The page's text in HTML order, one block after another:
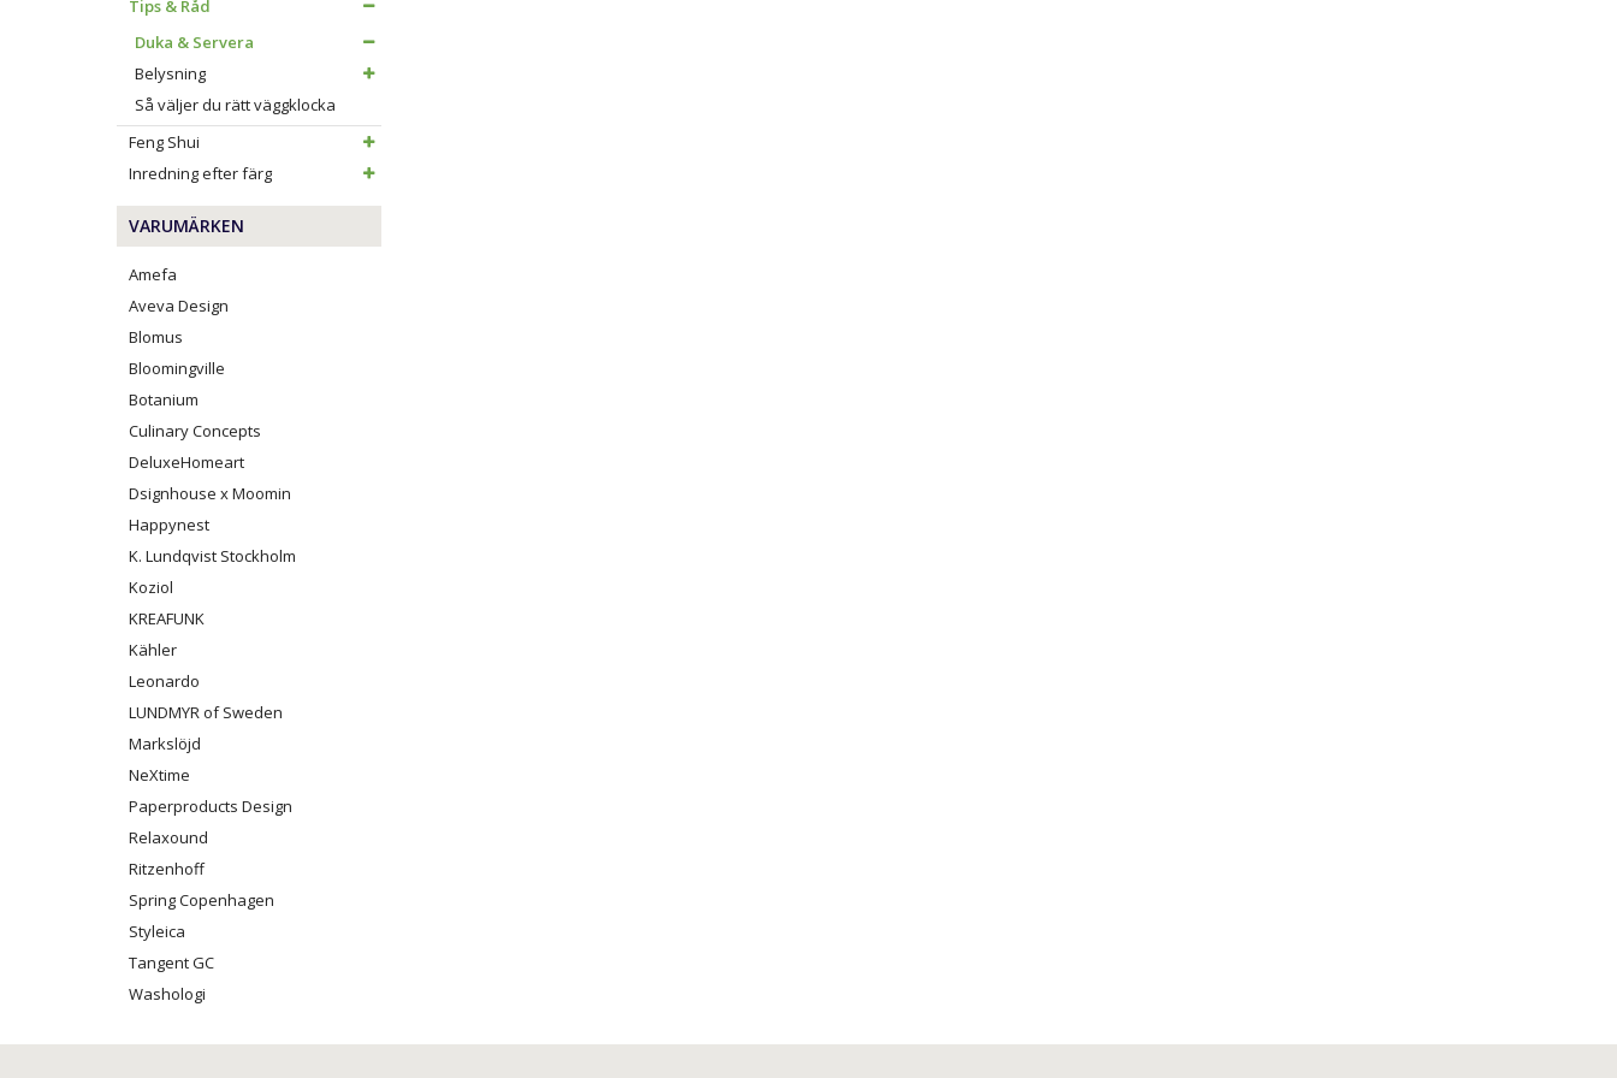
Tips & Råd
Duka & Servera
Belysning
Så väljer du rätt väggklocka
Feng Shui
Inredning efter färg
VARUMÄRKEN
Amefa
Aveva Design
Blomus
Bloomingville
Botanium
Culinary Concepts
DeluxeHomeart
Dsignhouse x Moomin
Happynest
K. Lundqvist Stockholm
Koziol
KREAFUNK
Kähler
Leonardo
LUNDMYR of Sweden
Markslöjd
NeXtime
Paperproducts Design
Relaxound
Ritzenhoff
Spring Copenhagen
Styleica
Tangent GC
Washologi